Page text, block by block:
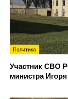
Политика
Участник СВО
министра